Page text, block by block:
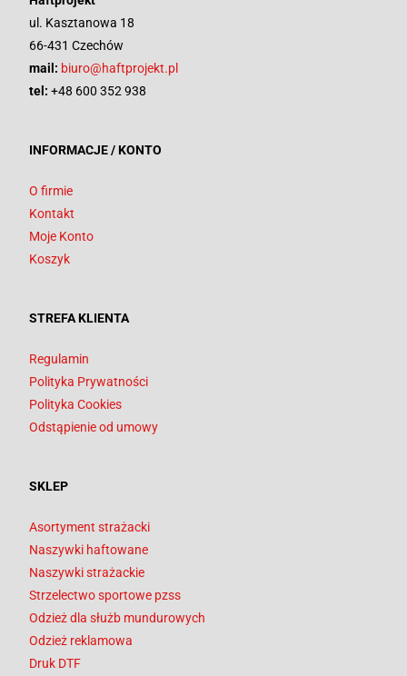
ul. Kasztanowa 18
66-431 Czechów
mail: biuro@haftprojekt.pl
tel: +48 600 352 938
INFORMACJE / KONTO
O firmie
Kontakt
Moje Konto
Koszyk
STREFA KLIENTA
Regulamin
Polityka Prywatności
Polityka Cookies
Odstąpienie od umowy
SKLEP
Asortyment strażacki
Naszywki haftowane
Naszywki strażackie
Strzelectwo sportowe pzss
Odzież dla służb mundurowych
Odzież reklamowa
Druk DTF